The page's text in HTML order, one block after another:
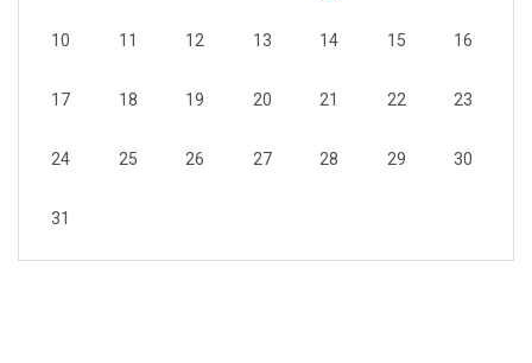
10 11 12 13 14 15 16
17 18 19 20 21 22 23
24 25 26 27 28 29 30
31